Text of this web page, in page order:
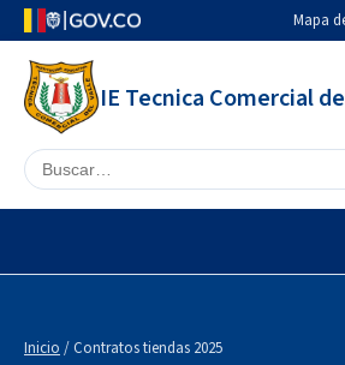
Mapa
IE Tecnica Comercial
Buscar en el sitio
Inicio / Contratos tiendas 2025